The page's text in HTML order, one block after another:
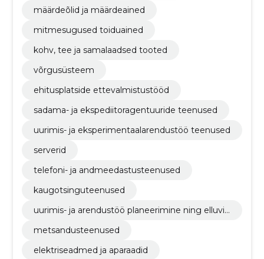
määrdeõlid ja määrdeained
mitmesugused toiduained
kohv, tee ja samalaadsed tooted
võrgusüsteem
ehitusplatside ettevalmistustööd
sadama- ja ekspediitoragentuuride teenused
uurimis- ja eksperimentaalarendustöö teenused
serverid
telefoni- ja andmeedastusteenused
kaugotsinguteenused
uurimis- ja arendustöö planeerimine ning elluvii
metsandusteenused
elektriseadmed ja aparaadid